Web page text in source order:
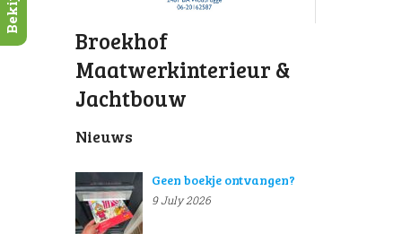
Broekhof
Maatwerkinterieur &
Jachtbouw
Nieuws
Geen boekje ontvangen?
9 July 2026